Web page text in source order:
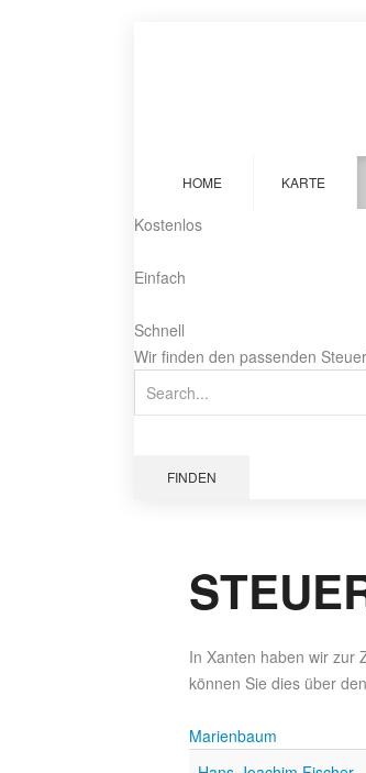
HOME KARTE
Kostenlos
Einfach
Schnell
Wir finden den passenden
FINDEN
In Xanten haben wir zur
können Sie dies über
Marienbaum